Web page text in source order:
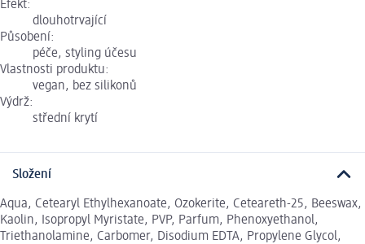
Efekt:
dlouhotrvající
Působení:
péče, styling účesu
Vlastnosti produktu:
vegan, bez silikonů
Výdrž:
střední krytí
Složení
Aqua, Cetearyl Ethylhexanoate, Ozokerite, Ceteareth-25, Beeswax,
Kaolin, Isopropyl Myristate, PVP, Parfum, Phenoxyethanol,
Triethanolamine, Carbomer, Disodium EDTA, Propylene Glycol,